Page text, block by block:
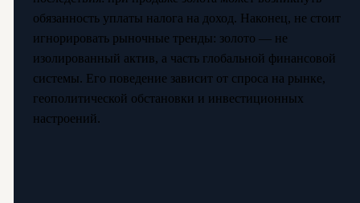
обязанность уплаты налога на доход. Наконец, не стоит
игнорировать рыночные тренды: золото — не
изолированный актив, а часть глобальной финансовой
системы. Его поведение зависит от спроса на рынке,
геополитической обстановки и инвестиционных
настроений.